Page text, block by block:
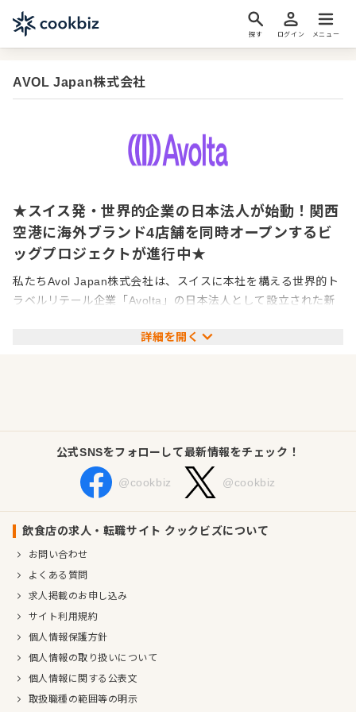
探す ログイン メニュー
AVOL Japan株式会社
★スイス発・世界的企業の日本法人が始動！関西
空港に海外ブランド4店舗を同時オープンするビ
ッグプロジェクトが進行中★
私たちAvol Japan株式会社は、スイスに本社を構える世界的ト
ラベルリテール企業「Avolta」の日本法人として設立された新
で、空港・駅・港などの交通ハブを中心に、免税店や飲食店、
ト。ファストフードやカフェ、中華、洋食業態など、ジャンル
の異なるブランドが同時に立ち上がる、スケールの大きなチャ
レンジです。日本法人も立ち上がったばかりで、今回採用され
る方は、店舗だけでなく組織そのものを一緒に育てていく「立
ち上げメンバー」となります。
外資系企業ならではのフラットな社風や制度づくりも進行中。
新しいチームを一緒につくっていきませんか？
企業情報
業種／業態
カフェ、洋食全般、イタリアン、ファストフード、中華料理
代表者 代表取締役 廣崎 圭祐
詳細を開く
公式SNSをフォローして最新情報をチェック！
@cookbiz @cookbiz
飲食店の求人・転職サイト クックビズについて
お問い合わせ
よくある質問
求人掲載のお申し込み
サイト利用規約
個人情報保護方針
個人情報の取り扱いについて
個人情報に関する公表文
取扱職種の範囲等の明示